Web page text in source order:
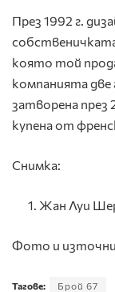
През 1992 г.
която той
компанията
затворена през
купена от
Снимка:
Жан Луи
Фото и
Тагове: Брой 67